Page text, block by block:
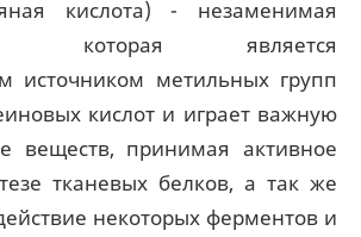
кислота) - незаменимая
которая является
источником метильных групп
кислот и играет важную
веществ, принимая активное
тканевых белков, а так же
некоторых ферментов и